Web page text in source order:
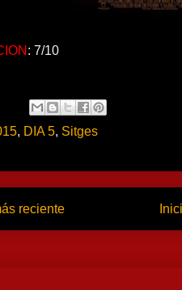
: 7/10
, DIA 5, Sitges
reciente